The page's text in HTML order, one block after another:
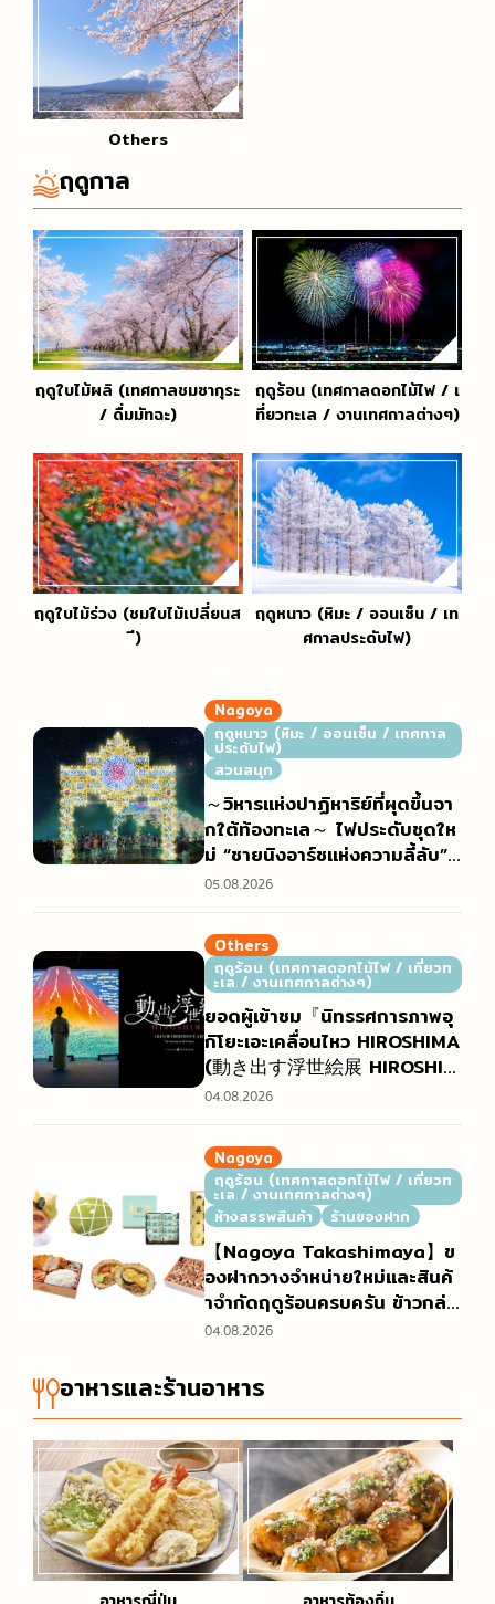
Others
ฤดูกาล
ฤดูใบไม้ผลิ (เทศกาลชมซากุระ
/ ดื่มมัทฉะ)
ฤดูร้อน (เทศกาลดอกไม้ไฟ / เ
ที่ยวทะเล / งานเทศกาลต่างๆ)
ฤดูใบไม้ร่วง (ชมใบไม้เปลี่ยนส
ี)
ฤดูหนาว (หิมะ / ออนเซ็น / เท
ศกาลประดับไฟ)
Nagoya
ฤดูหนาว (หิมะ / ออนเซ็น / เทศกาล
ประดับไฟ)
สวนสนุก
～วิหารแห่งปาฏิหาริย์ที่ผุดขึ้นจา
กใต้ท้องทะเล～ ไฟประดับชุดให
ม่ “ชายนิงอาร์ชแห่งความลี้ลับ”
(神秘のシャイニングアーチ)
05.08.2026
Others
ฤดูร้อน (เทศกาลดอกไม้ไฟ / เที่ยวท
ะเล / งานเทศกาลต่างๆ)
ยอดผู้เข้าชม『นิทรรศการภาพอุ
กิโยะเอะเคลื่อนไหว HIROSHIMA
(動き出す浮世絵展 HIROSHIM
A)』ทะลุ 10,000 คน! พร้อมเผ
นเต็มไปด้วยสีสัน
04.08.2026
Nagoya
ฤดูร้อน (เทศกาลดอกไม้ไฟ / เที่ยวท
ะเล / งานเทศกาลต่างๆ)
ห้างสรรพสินค้า
ร้านของฝาก
【Nagoya Takashimaya】ข
องฝากวางจำหน่ายใหม่และสินค้
าจำกัดฤดูร้อนครบครัน ข้าวกล่อ
งที่ขายดีช่วงโกลเด้นวีกเพิ่มปริม
จำหน่ายของอร่อยชั้นใต้ดินห้าง
(เดปาจิกะ) ฤดูร้อน ในช่วงเทศก
าลโอบ้ง”
04.08.2026
อาหารและร้านอาหาร